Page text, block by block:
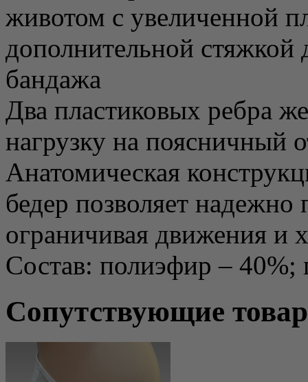
животом с увеличенной
дополнительной
бандажа
Два пластиковых ребра
нагрузку на поясничный
Анатомическая
бедер позволяет
ограничивая движения и
Состав: полиэфир – 40%;
Сопутствующие